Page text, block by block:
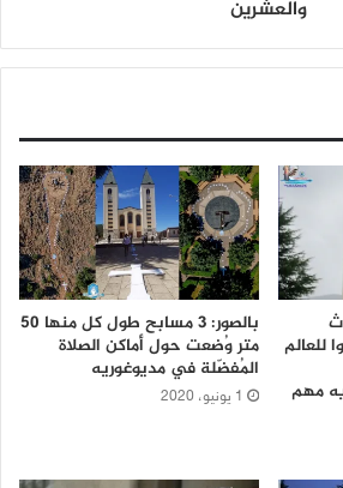
والعشرين
للعالم
مهم
بالصور: 3 مسابح طول كل منها 50
متر وُضعت حول أماكن الصلاة
المُفضّلة في مديوغوريه
1 يونيو، 2020